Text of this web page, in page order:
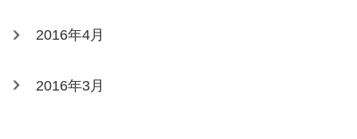
2016年4月
2016年3月